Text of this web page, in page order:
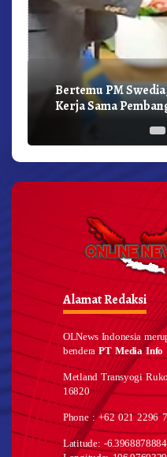
Bertemu PM
Kerja Sama
Alamat Redaksi
OLNews Indonesia
benderaPT Media Info
Metland Transyogi
16820
Phone : +62 021 2296
Latitude: -